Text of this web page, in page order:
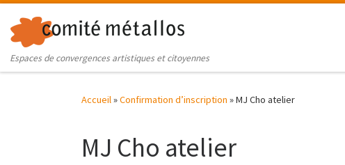
Skip to content
Espaces de convergences artistiques et citoyennes
Accueil»Confirmation d’inscription »MJ Cho atelier
MJ Cho atelier